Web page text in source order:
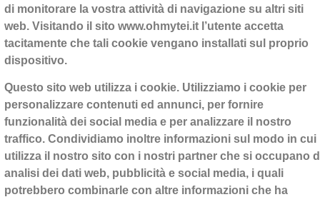
di monitorare la vostra attività di navigazione su altri siti
web. Visitando il sito www.ohmytei.it l’utente accetta
tacitamente che tali cookie vengano installati sul proprio
dispositivo.
Questo sito web utilizza i cookie. Utilizziamo i cookie per
personalizzare contenuti ed annunci, per fornire
funzionalità dei social media e per analizzare il nostro
traffico. Condividiamo inoltre informazioni sul modo in cui
utilizza il nostro sito con i nostri partner che si occupano
analisi dei dati web, pubblicità e social media, i quali
potrebbero combinarle con altre informazioni che ha